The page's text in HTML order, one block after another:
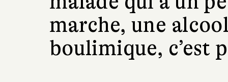
marche, une
boulimique, c’est